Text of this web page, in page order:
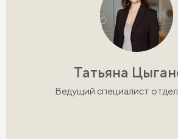
Татьяна
Ведущий специалист